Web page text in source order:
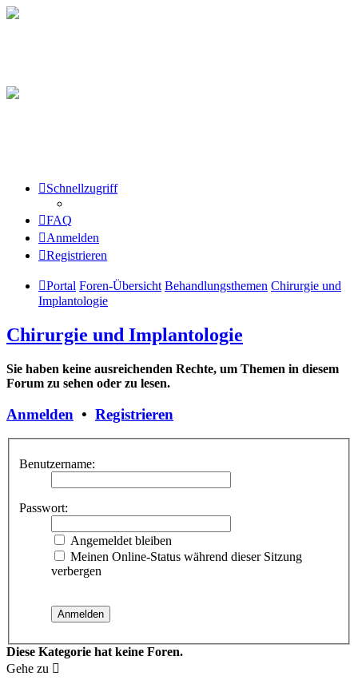
Schnellzugriff
FAQ
Anmelden
Registrieren
Portal Foren-Übersicht Behandlungsthemen Chirurgie und
Implantologie
Chirurgie und Implantologie
Sie haben keine ausreichenden Rechte, um Themen in diesem
Forum zu sehen oder zu lesen.
Anmelden • Registrieren
Benutzername:
Passwort:
Angemeldet bleiben
Meinen Online-Status während dieser Sitzung
verbergen
Diese Kategorie hat keine Foren.
Gehe zu